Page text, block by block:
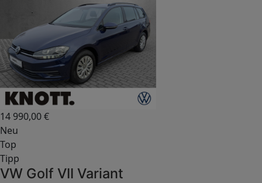
14 990,00€
Neu
Top
Tipp
VW Golf VII Variant